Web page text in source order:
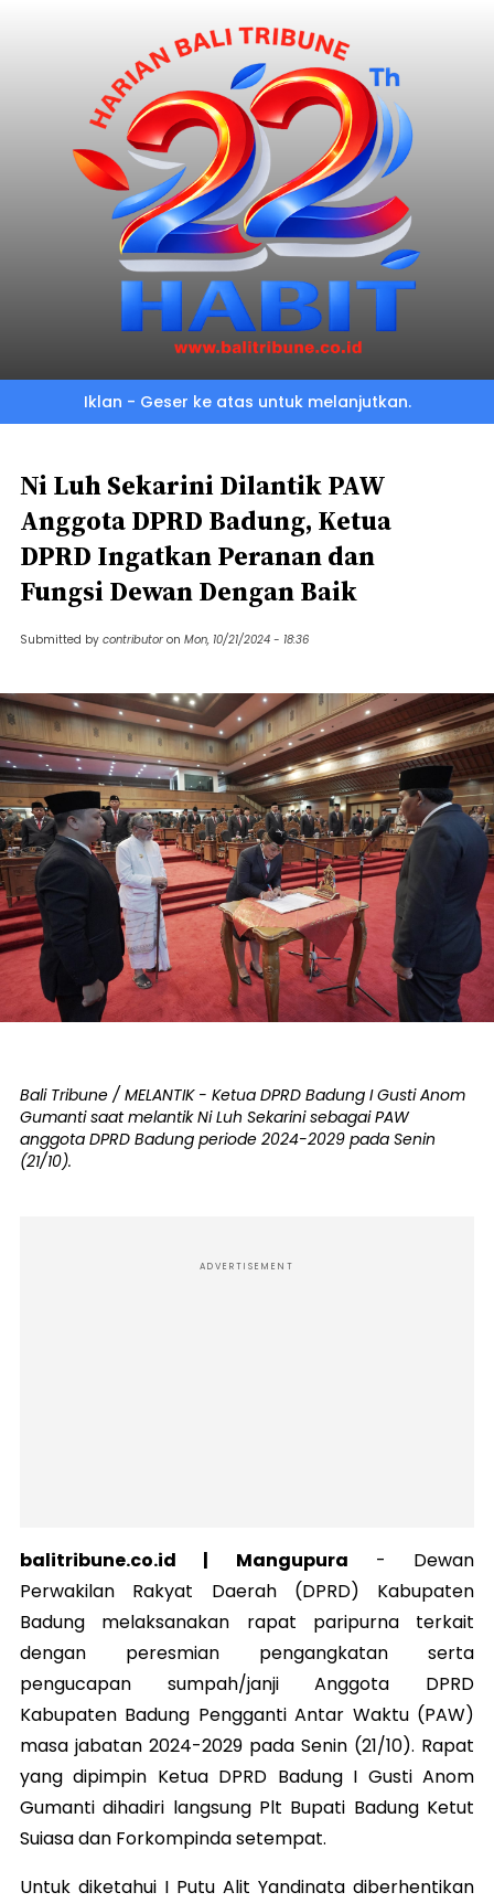
Iklan - Geser ke atas untuk melanjutkan.
Ni Luh Sekarini Dilantik PAW
Anggota DPRD Badung, Ketua
DPRD Ingatkan Peranan dan
Fungsi Dewan Dengan Baik
Submitted by contributor on Mon, 10/21/2024 - 18:36
Bali Tribune / MELANTIK - Ketua DPRD Badung I Gusti Anom
Gumanti saat melantik Ni Luh Sekarini sebagai PAW
anggota DPRD Badung periode 2024-2029 pada Senin
(21/10).
ADVERTISEMENT
balitribune.co.id | Mangupura - Dewan
Perwakilan Rakyat Daerah (DPRD) Kabupaten
Badung melaksanakan rapat paripurna terkait
dengan peresmian pengangkatan serta
pengucapan sumpah/janji Anggota DPRD
Kabupaten Badung Pengganti Antar Waktu (PAW)
masa jabatan 2024-2029 pada Senin (21/10). Rapat
yang dipimpin Ketua DPRD Badung I Gusti Anom
Gumanti dihadiri langsung Plt Bupati Badung Ketut
Suiasa dan Forkompinda setempat.
Untuk diketahui I Putu Alit Yandinata diberhentikan